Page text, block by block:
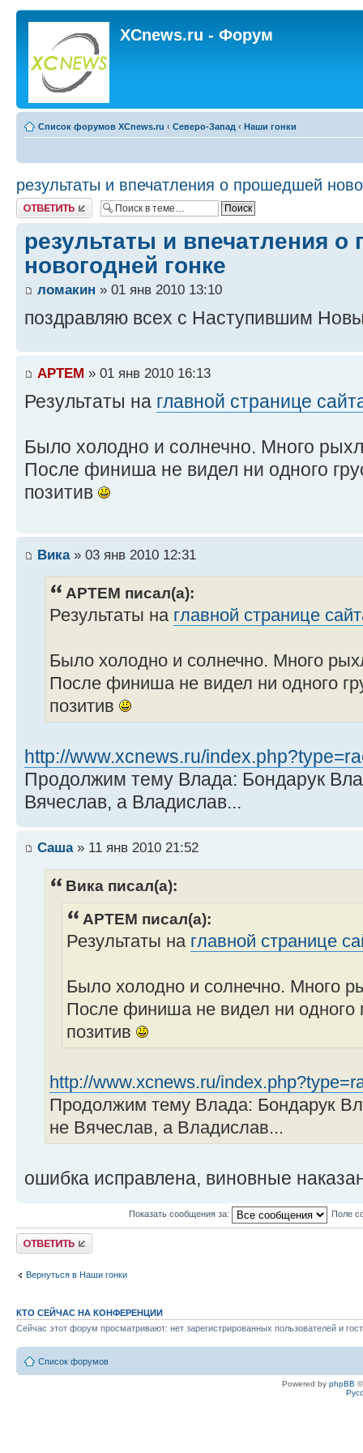
XCnews.ru - Форум
Список форумов XCnews.ru ‹ Северо-Запад ‹ Наши гонки
результаты и впечатления о прошедшей
Ответить
результаты и впечатления
новогодней гонке
ломакин » 01 янв 2010 13:10
поздравляю всех с Наступившим
APTEM » 01 янв 2010 16:13
Результаты на главной странице
Было холодно и солнечно. Много
После финиша не видел ни одного
позитив
Вика» 03 янв 2010 12:31
APTEM писал(а):
Результаты на главной странице
Было холодно и солнечно. Много
После финиша не видел ни одного
позитив
http://www.xcnews.ru/
Продолжим тему Влада: Бондарук
Вячеслав, а Владислав...
Саша» 11 янв 2010 21:52
Вика писал(а):
APTEM писал(а):
Результаты на главной странице
Было холодно и солнечно. Много
После финиша не видел ни одного
позитив
http://www.xcnews.ru/
Продолжим тему Влада: Бондарук
не Вячеслав, а Владислав...
ошибка исправлена, виновные
Показать сообщения за: Поле
Ответить
Вернуться в Наши гонки
КТО СЕЙЧАС НА КОНФЕРЕНЦИИ
Сейчас этот форум просматривают: нет зарегистрированных пользователей и
Список форумов
Powered by phpBB